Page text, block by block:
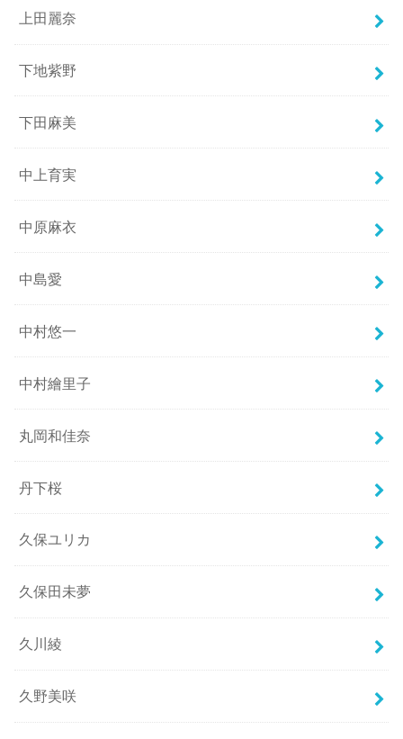
上田麗奈
下地紫野
下田麻美
中上育実
中原麻衣
中島愛
中村悠一
中村繪里子
丸岡和佳奈
丹下桜
久保ユリカ
久保田未夢
久川綾
久野美咲